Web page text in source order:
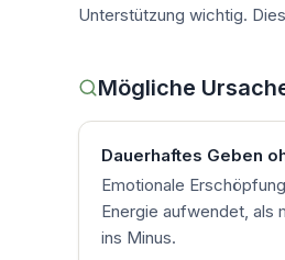
Unterstützung wichtig.
Mögliche
Dauerhaftes Geben
Emotionale
Energie aufwendet, als
ins Minus.